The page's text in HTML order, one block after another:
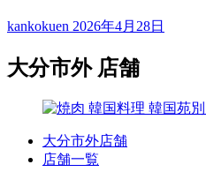
kankokuen 2026年4月28日
大分市外 店舗
大分市外店舗
店舗一覧